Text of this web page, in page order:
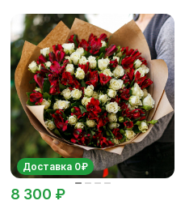
Доставка 0₽
8 300 ₽